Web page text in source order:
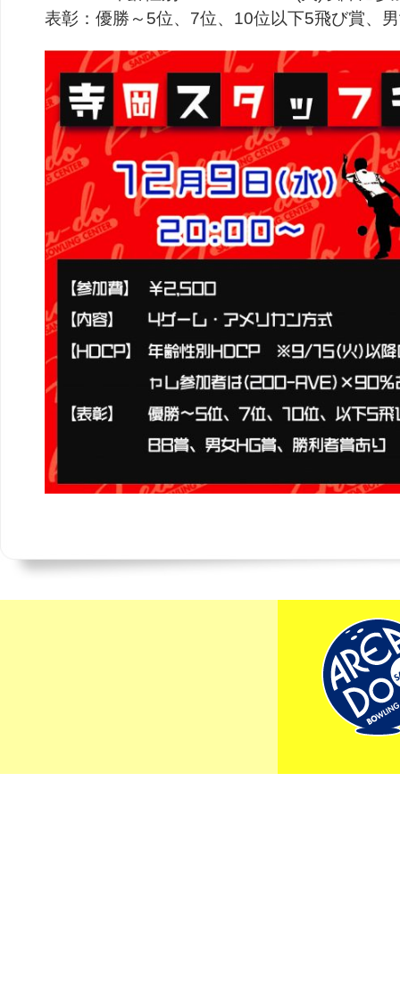
表彰：優勝～5位、7位、10位以下5飛び賞、